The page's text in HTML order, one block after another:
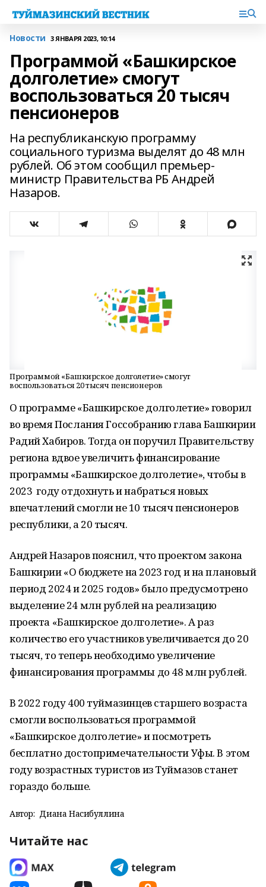
Новости 3 ЯНВАРЯ 2023, 10:14
Программой «Башкирское
долголетие» смогут
воспользоваться 20 тысяч
пенсионеров
На республиканскую программу
социального туризма выделят до 48 млн
рублей. Об этом сообщил премьер-
министр Правительства РБ Андрей
Назаров.
Программой «Башкирское долголетие» смогут
воспользоваться 20 тысяч пенсионеров
О программе «Башкирское долголетие» говорил
во время Послания Госсобранию глава Башкирии
Радий Хабиров. Тогда он поручил Правительству
региона вдвое увеличить финансирование
программы «Башкирское долголетие», чтобы в
2023 году отдохнуть и набраться новых
впечатлений смогли не 10 тысяч пенсионеров
республики, а 20 тысяч.
Андрей Назаров пояснил, что проектом закона
Башкирии «О бюджете на 2023 год и на плановый
период 2024 и 2025 годов» было предусмотрено
выделение 24 млн рублей на реализацию
проекта «Башкирское долголетие». А раз
количество его участников увеличивается до 20
тысяч, то теперь необходимо увеличение
финансирования программы до 48 млн рублей.
В 2022 году 400 туймазинцев старшего возраста
смогли воспользоваться программой
«Башкирское долголетие» и посмотреть
бесплатно достопримечательности Уфы. В этом
году возрастных туристов из Туймазов станет
гораздо больше.
Автор: Диана Насибуллина
Читайте нас